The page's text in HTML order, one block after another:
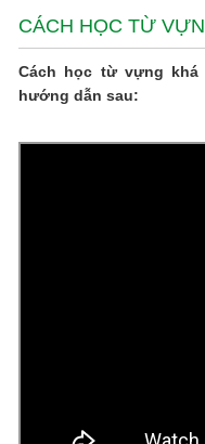
CÁCH HỌC TỪ
Cách học từ vựng khá
hướng dẫn sau: